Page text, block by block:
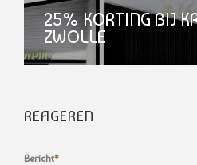
25% KORTING BIJ
ZWOLLE
REAGEREN
Bericht*